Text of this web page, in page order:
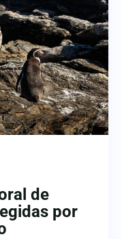
de
por